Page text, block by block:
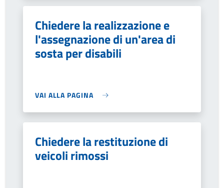
Chiedere la realizzazione e
l'assegnazione di un'area di
sosta per disabili
VAI ALLA PAGINA
Chiedere la restituzione di
veicoli rimossi